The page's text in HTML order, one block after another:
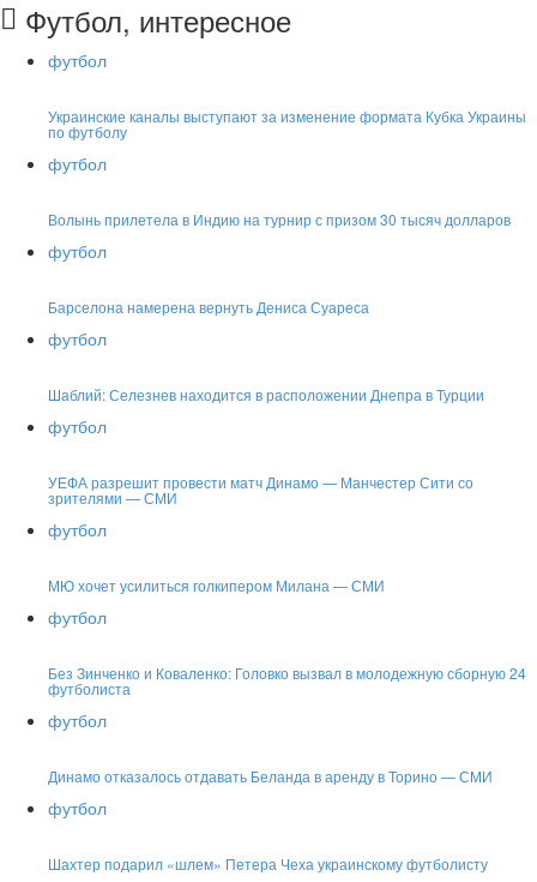
Футбол, интересное
футбол
Украинские каналы выступают за изменение формата Кубка Украины
по футболу
футбол
Волынь прилетела в Индию на турнир с призом 30 тысяч долларов
футбол
Барселона намерена вернуть Дениса Суареса
футбол
Шаблий: Селезнев находится в расположении Днепра в Турции
футбол
УЕФА разрешит провести матч Динамо — Манчестер Сити со
зрителями — СМИ
футбол
МЮ хочет усилиться голкипером Милана — СМИ
футбол
Без Зинченко и Коваленко: Головко вызвал в молодежную сборную 24
футболиста
футбол
Динамо отказалось отдавать Беланда в аренду в Торино — СМИ
футбол
Шахтер подарил «шлем» Петера Чеха украинскому футболисту